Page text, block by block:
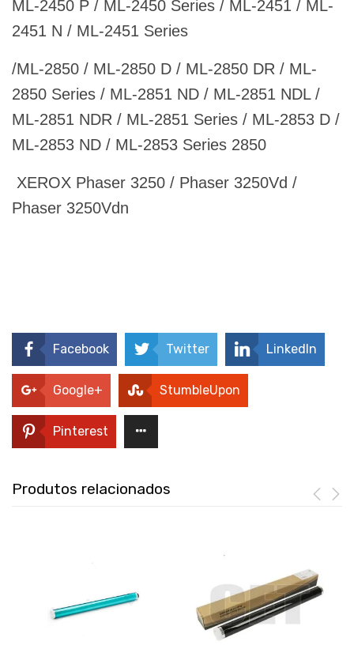
ML-2450 P / ML-2450 Series / ML-2451 / ML-
2451 N / ML-2451 Series
/ML-2850 / ML-2850 D / ML-2850 DR / ML-
2850 Series / ML-2851 ND / ML-2851 NDL /
ML-2851 NDR / ML-2851 Series / ML-2853 D /
ML-2853 ND / ML-2853 Series 2850
XEROX Phaser 3250 / Phaser 3250Vd /
Phaser 3250Vdn
Facebook Twitter LinkedIn
Google+ StumbleUpon
Pinterest
Produtos relacionados